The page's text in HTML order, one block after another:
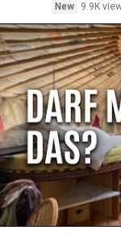
New
9.9K